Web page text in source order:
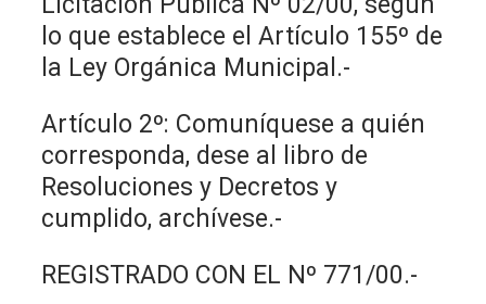
lo que establece el Artículo 155º de
la Ley Orgánica Municipal.-
Artículo 2º: Comuníquese a quién
corresponda, dese al libro de
Resoluciones y Decretos y
cumplido, archívese.-
REGISTRADO CON EL Nº 771/00.-